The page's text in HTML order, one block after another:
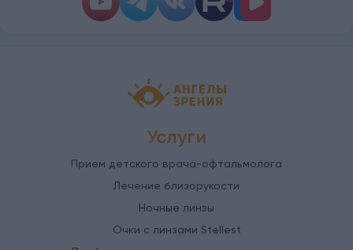
Детская офтальмология Ангелы
Услуги
Прием детского врача-офтальмолога
Лечение близорукости
Ночные линзы
Очки с линзами Stellest